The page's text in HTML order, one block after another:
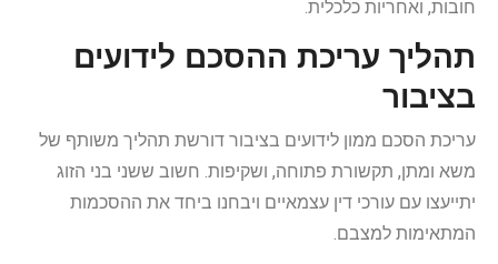
חובות, ואחריות כלכלית.
תהליך עריכת ההסכם לידועים
בציבור
עריכת הסכם ממון לידועים בציבור דורשת תהליך משותף של
משא ומתן, תקשורת פתוחה, ושקיפות. חשוב ששני בני הזוג
יתייעצו עם עורכי דין עצמאיים ויבחנו ביחד את ההסכמות
המתאימות למצבם.